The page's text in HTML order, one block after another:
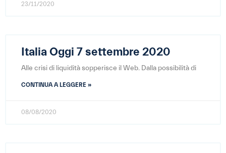
23/11/2020
Italia Oggi 7 settembre 2020
Alle crisi di liquidità sopperisce il Web. Dalla possibilità di
CONTINUA A LEGGERE »
08/08/2020